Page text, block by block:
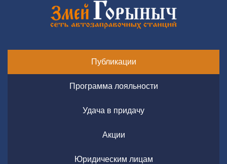
Публикации
Программа лояльности
Удача в придачу
Акции
Юридическим лицам